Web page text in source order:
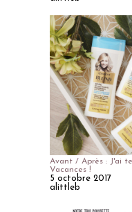
Avant / Après : J'ai
Vacances !
5 octobre 2017
alittleb